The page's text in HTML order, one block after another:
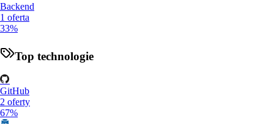
Backend
1 oferta
33%
Top technologie
GitHub
2 oferty
67%